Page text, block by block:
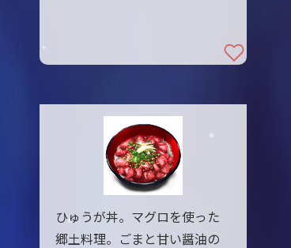
ひゅうが丼。マグロを使った
郷土料理。ごまと甘い醤油の